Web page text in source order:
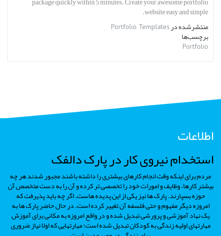
website easy and simple.
منتشرشده درPortfolio Templates
برچسب‌ها
Portfolio
اطلاعات
استخدام نیروی کار در پارک دالفک
مردم برای اینکه وقت انجام کارهای بیشتری را داشته باشند مجبور شدند هر چه
بیشتر کارها، وظایف و امورات خود را تخصصی تر کرده و آن را به دست متخصص آن
حوزه بسپارند. پارک ها نیز یکی از این پدیده هاست. اگر چه باید پذیرفت که
امروزه دیگر مفهوم و حتی فلسفه آن تغییر کرده است. در حال حاضر پارک ها به
یک نهاد آموزشی و پرورشی تبدیل شده و در واقع امروزه به مکانی برای آموزش
مهارتهای اولیه زندگی به کودکان تبدیل شده است؛ مهارتهایی که اولا نیاز ضروری